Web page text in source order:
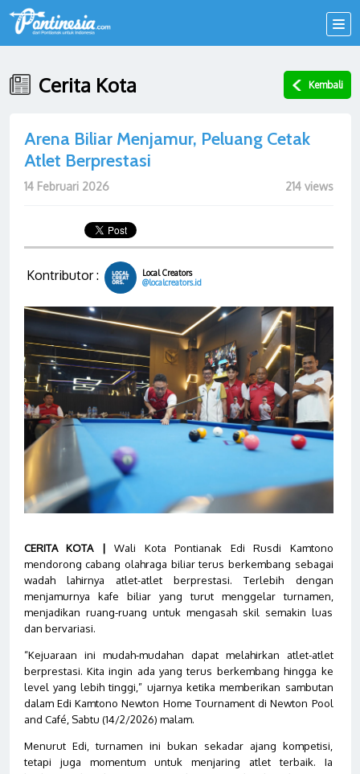
Cerita Kota Kembali
Arena Biliar Menjamur, Peluang Cetak
Atlet Berprestasi
14 Februari 2026 214 views
Kontributor :
Local Creators
@localcreators.id
CERITA KOTA | Wali Kota Pontianak Edi Rusdi Kamtono
mendorong cabang olahraga biliar terus berkembang sebagai
wadah lahirnya atlet-atlet berprestasi. Terlebih dengan
menjamurnya kafe biliar yang turut menggelar turnamen,
menjadikan ruang-ruang untuk mengasah skil semakin luas
dan bervariasi.
“Kejuaraan ini mudah-mudahan dapat melahirkan atlet-atlet
berprestasi. Kita ingin ada yang terus berkembang hingga ke
level yang lebih tinggi,” ujarnya ketika memberikan sambutan
dalam Edi Kamtono Newton Home Tournament di Newton Pool
and Café, Sabtu (14/2/2026) malam.
Menurut Edi, turnamen ini bukan sekadar ajang kompetisi,
tetapi juga momentum untuk menjaring atlet terbaik. Ia